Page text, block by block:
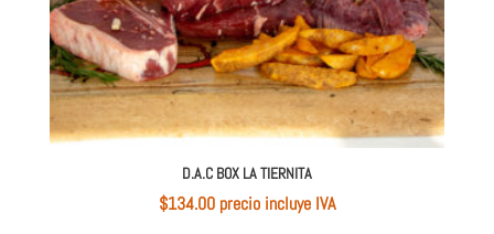
D.A.C BOX LA TIERNITA
$134.00 precio incluye IVA